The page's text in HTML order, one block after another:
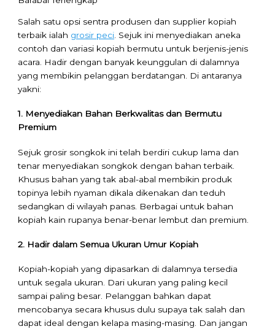
Salah satu opsi sentra produsen dan supplier kopiah
terbaik ialah grosir peci. Sejuk ini menyediakan aneka
contoh dan variasi kopiah bermutu untuk berjenis-jenis
acara. Hadir dengan banyak keunggulan di dalamnya
yang membikin pelanggan berdatangan. Di antaranya
yakni:
1. Menyediakan Bahan Berkwalitas dan Bermutu
Premium
Sejuk grosir songkok ini telah berdiri cukup lama dan
tenar menyediakan songkok dengan bahan terbaik.
Khusus bahan yang tak abal-abal membikin produk
topinya lebih nyaman dikala dikenakan dan teduh
sedangkan di wilayah panas. Berbagai untuk bahan
kopiah kain rupanya benar-benar lembut dan premium.
2. Hadir dalam Semua Ukuran Umur Kopiah
Kopiah-kopiah yang dipasarkan di dalamnya tersedia
untuk segala ukuran. Dari ukuran yang paling kecil
sampai paling besar. Pelanggan bahkan dapat
mencobanya secara khusus dulu supaya tak salah dan
dapat ideal dengan kelapa masing-masing. Dan jangan